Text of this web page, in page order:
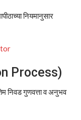
नियमानुसार
Process)
निवड गुणवत्ता व अनुभव